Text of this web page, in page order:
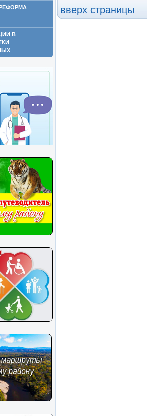
В
вверх страницы